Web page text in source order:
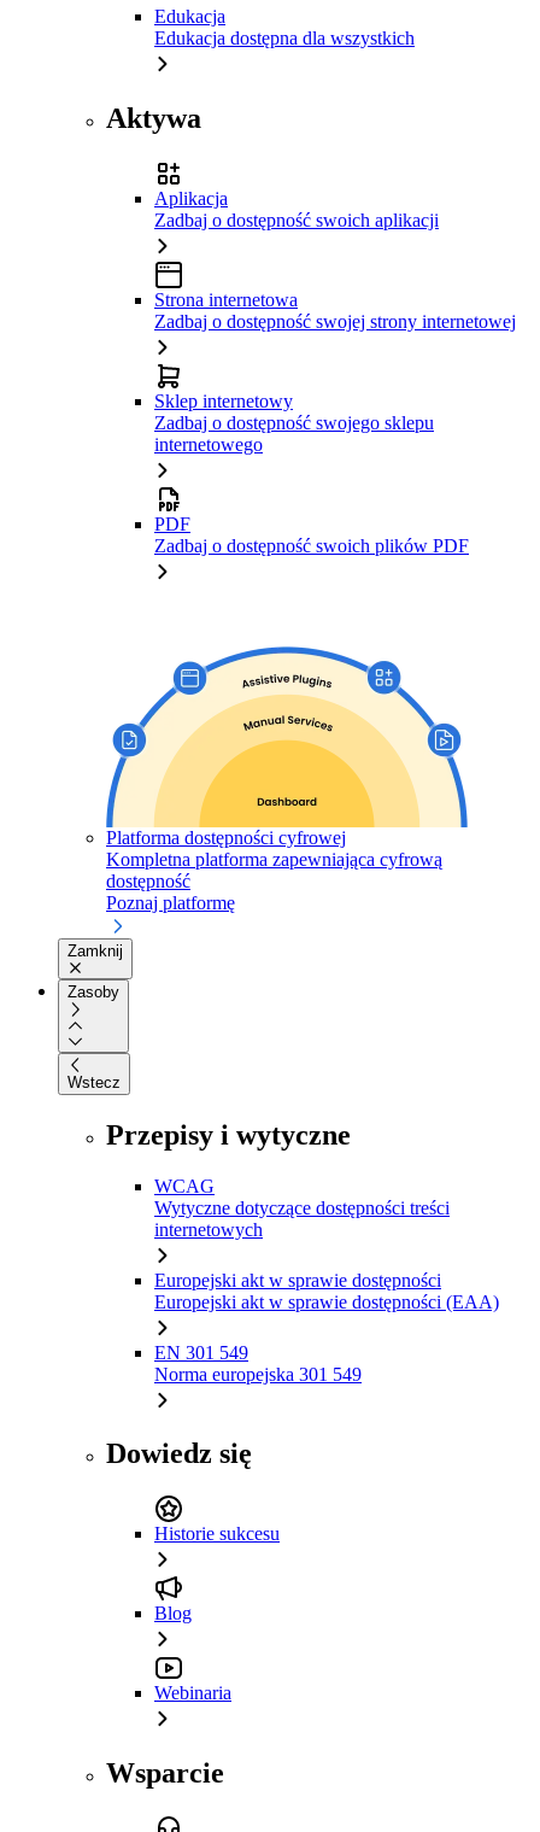
Edukacja
Edukacja dostępna dla wszystkich
Aktywa
Aplikacja
Zadbaj o dostępność swoich aplikacji
Strona internetowa
Zadbaj o dostępność swojej strony internetowej
Sklep internetowy
Zadbaj o dostępność swojego sklepu
internetowego
PDF
Zadbaj o dostępność swoich plików PDF
Platforma dostępności cyfrowej
Kompletna platforma zapewniająca cyfrową
dostępność
Poznaj platformę
Zamknij
Zasoby
Wstecz
Przepisy i wytyczne
WCAG
Wytyczne dotyczące dostępności treści
internetowych
Europejski akt w sprawie dostępności
Europejski akt w sprawie dostępności (EAA)
EN 301 549
Norma europejska 301 549
Dowiedz się
Historie sukcesu
Blog
Webinaria
Wsparcie